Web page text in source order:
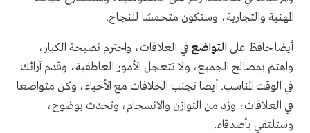
المهنية والتجارية، وستكون متحمسًا للنجاح.
أيضا حافظ على التواضعفي العلاقات، واحترم نصيحة الكبار،
واهتم بمصالح الجميع، ولا تتعجل الأمور العاطفية، وقدم آرائك
في الوقت المناسب. أيضا تجنب الخلافات مع الأحباء، وكن متواضعا
في العلاقات، وزد من التوازن والانسجام، وتحدث بوضوح،
وستلتقي بأصدقاء.